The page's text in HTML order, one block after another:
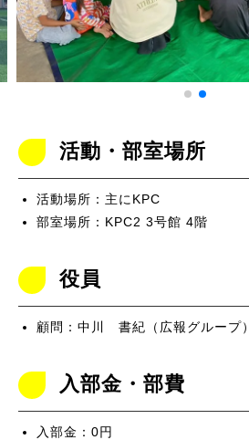
活動・部室場所
活動場所：主にKPC
部室場所：KPC2 3号館 4階
役員
顧問：中川 書紀（広報グループ）
入部金・部費
入部金：0円